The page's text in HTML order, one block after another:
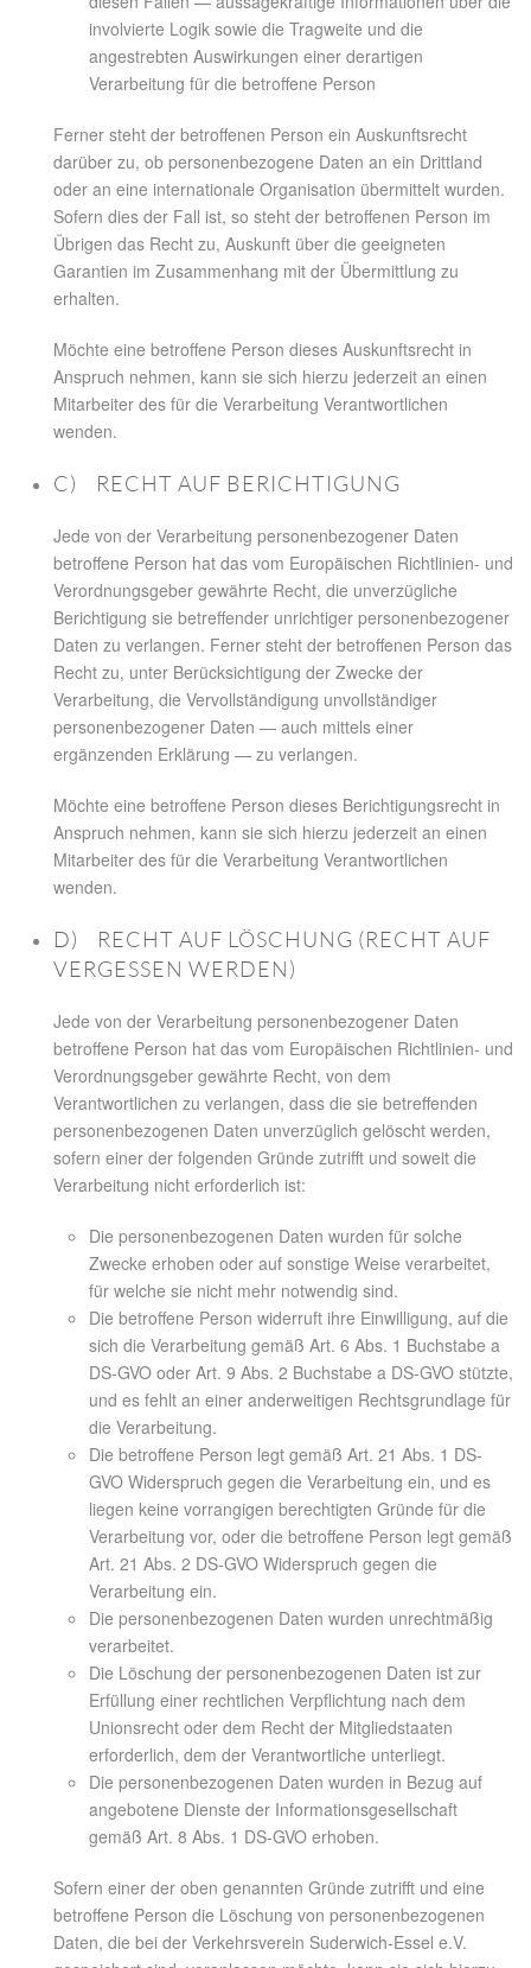
involvierte Logik sowie die Tragweite und die
angestrebten Auswirkungen einer derartigen
Verarbeitung für die betroffene Person
Ferner steht der betroffenen Person ein Auskunftsrecht
darüber zu, ob personenbezogene Daten an ein Drittland
oder an eine internationale Organisation übermittelt wurden.
Sofern dies der Fall ist, so steht der betroffenen Person im
Übrigen das Recht zu, Auskunft über die geeigneten
Garantien im Zusammenhang mit der Übermittlung zu
erhalten.
Möchte eine betroffene Person dieses Auskunftsrecht in
Anspruch nehmen, kann sie sich hierzu jederzeit an einen
Mitarbeiter des für die Verarbeitung Verantwortlichen
wenden.
C) RECHT AUF BERICHTIGUNG
Jede von der Verarbeitung personenbezogener Daten
betroffene Person hat das vom Europäischen Richtlinien- und
Verordnungsgeber gewährte Recht, die unverzügliche
Berichtigung sie betreffender unrichtiger personenbezogener
Daten zu verlangen. Ferner steht der betroffenen Person das
Recht zu, unter Berücksichtigung der Zwecke der
Verarbeitung, die Vervollständigung unvollständiger
personenbezogener Daten — auch mittels einer
ergänzenden Erklärung — zu verlangen.
Möchte eine betroffene Person dieses Berichtigungsrecht in
Anspruch nehmen, kann sie sich hierzu jederzeit an einen
Mitarbeiter des für die Verarbeitung Verantwortlichen
wenden.
D) RECHT AUF LÖSCHUNG (RECHT AUF
VERGESSEN WERDEN)
Jede von der Verarbeitung personenbezogener Daten
betroffene Person hat das vom Europäischen Richtlinien- und
Verordnungsgeber gewährte Recht, von dem
Verantwortlichen zu verlangen, dass die sie betreffenden
personenbezogenen Daten unverzüglich gelöscht werden,
sofern einer der folgenden Gründe zutrifft und soweit die
Verarbeitung nicht erforderlich ist:
Die personenbezogenen Daten wurden für solche
Zwecke erhoben oder auf sonstige Weise verarbeitet,
für welche sie nicht mehr notwendig sind.
Die betroffene Person widerruft ihre Einwilligung, auf die
sich die Verarbeitung gemäß Art. 6 Abs. 1 Buchstabe a
DS-GVO oder Art. 9 Abs. 2 Buchstabe a DS-GVO stützte,
und es fehlt an einer anderweitigen Rechtsgrundlage für
die Verarbeitung.
Die betroffene Person legt gemäß Art. 21 Abs. 1 DS-
GVO Widerspruch gegen die Verarbeitung ein, und es
liegen keine vorrangigen berechtigten Gründe für die
Verarbeitung vor, oder die betroffene Person legt gemäß
Art. 21 Abs. 2 DS-GVO Widerspruch gegen die
Verarbeitung ein.
Die personenbezogenen Daten wurden unrechtmäßig
verarbeitet.
Die Löschung der personenbezogenen Daten ist zur
Erfüllung einer rechtlichen Verpflichtung nach dem
Unionsrecht oder dem Recht der Mitgliedstaaten
erforderlich, dem der Verantwortliche unterliegt.
Die personenbezogenen Daten wurden in Bezug auf
angebotene Dienste der Informationsgesellschaft
gemäß Art. 8 Abs. 1 DS-GVO erhoben.
Sofern einer der oben genannten Gründe zutrifft und eine
betroffene Person die Löschung von personenbezogenen
Daten, die bei der Verkehrsverein Suderwich-Essel e.V.